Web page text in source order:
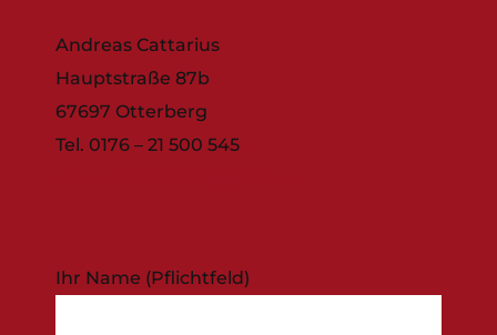
Andreas Cattarius
Hauptstraße 87b
67697 Otterberg
Tel. 0176 – 21 500 545
Ihr Name (Pflichtfeld)